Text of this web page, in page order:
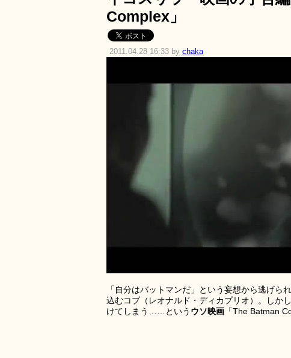
Complex」
2011.04.28 16:33 by chaka
「自分はバットマンだ」という妄想から逃げら
込むコブ（レオナルド・ディカプリオ）。しか
けてしまう……という ウソ映画 「The Batman